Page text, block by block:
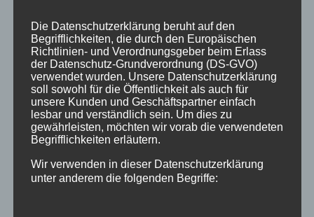
ZUMBA KIDS
vonTanzLehrer |Sep. 6, 2019
Die Datenschutzerklärung beruht auf den
Begrifflichkeiten, die durch den Europäischen
Richtlinien- und Verordnungsgeber beim Erlass
der Datenschutz-Grundverordnung (DS-GVO)
verwendet wurden. Unsere Datenschutzerklärung
soll sowohl für die Öffentlichkeit als auch für
unsere Kunden und Geschäftspartner einfach
lesbar und verständlich sein. Um dies zu
gewährleisten, möchten wir vorab die verwendeten
Begrifflichkeiten erläutern.
Wir verwenden in dieser Datenschutzerklärung
unter anderem die folgenden Begriffe: